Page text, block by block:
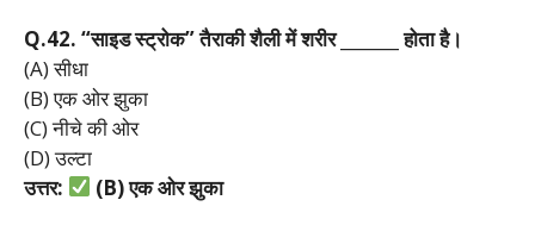
Q.42. “साइडस्ट्रोक”तैराकीशैलीमेंशरीर _______होताहै।
(A) सीधा
(B) एक ओर झुका
(C) नीचे की ओर
(D) उल्टा
उत्तर:
(B)एकओरझुका